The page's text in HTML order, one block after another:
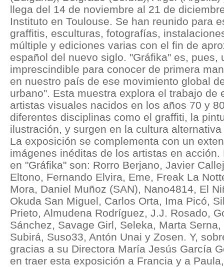
llega del 14 de noviembre al 21 de
Instituto en Toulouse. Se han reunido para
graffitis, esculturas, fotografías,
múltiple y ediciones varias con el fin de
español del nuevo siglo. "Gráfika" es, pues,
imprescindible para conocer de primera
en nuestro país de ese movimiento global
urbano". Esta muestra explora el trabajo de
artistas visuales nacidos en los años 70 y
diferentes disciplinas como el graffiti, la
ilustración, y surgen en la cultura
La exposición se complementa con un
imágenes inéditas de los artistas en
en "Gráfika" son: Rorro Berjano, Javier
Eltono, Fernando Elvira, Eme, Freak La
Mora, Daniel Muñoz (SAN), Nano4814, El
Okuda San Miguel, Carlos Orta, Ima Picó,
Prieto, Almudena Rodríguez, J.J. Rosado,
Sánchez, Savage Girl, Seleka, Marta
Subirá, Suso33, Antón Unai y Zosen. Y,
gracias a su Directora María Jesús García
en traer esta exposición a Francia y a